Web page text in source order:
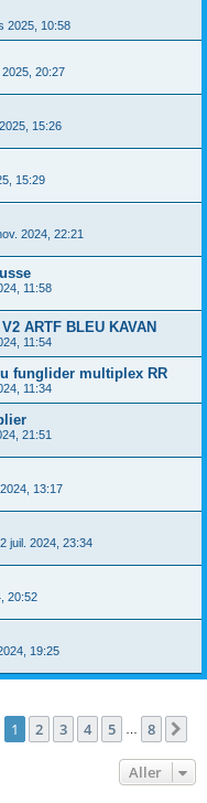
2025, 10:58
20:27
15:26
15:29
2024, 22:21
11:58
ARTF BLEU KAVAN
11:54
funglider multiplex RR
11:34
21:51
13:17
juil. 2024, 23:34
20:52
19:25
Page 1sur8
1 2 3 4 5 8
Aller